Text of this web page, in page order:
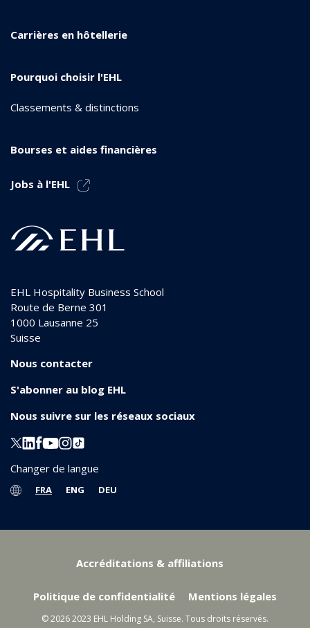
Carrières en hôtellerie
Pourquoi choisir l'EHL
Classements & distinctions
Bourses et aides financières
Jobs à l'EHL
EHL Hospitality Business School
Route de Berne 301
1000 Lausanne 25
Suisse
Nous contacter
S'abonner au blog EHL
Nous suivre sur les réseaux sociaux
Changer de langue
FRA ENG DEU
Accréditations & affiliations
Politique de confidentialité Mentions légales
© 2026 2023 EHL Holding SA, Suisse. Tous droits réservés.